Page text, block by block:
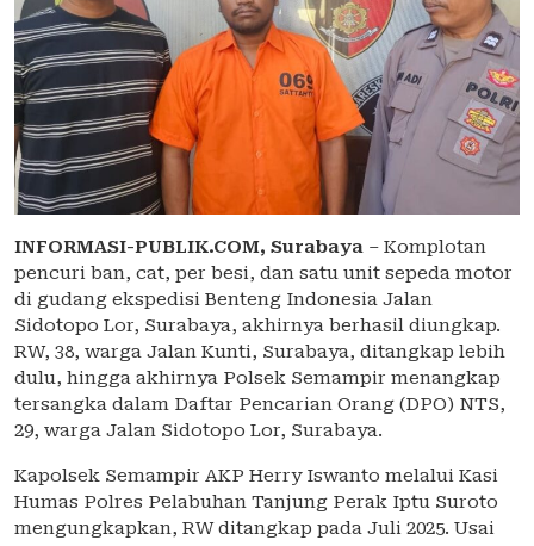
INFORMASI-PUBLIK.COM, Surabaya – Komplotan
pencuri ban, cat, per besi, dan satu unit sepeda motor
di gudang ekspedisi Benteng Indonesia Jalan
Sidotopo Lor, Surabaya, akhirnya berhasil diungkap.
RW, 38, warga Jalan Kunti, Surabaya, ditangkap lebih
dulu, hingga akhirnya Polsek Semampir menangkap
tersangka dalam Daftar Pencarian Orang (DPO) NTS,
29, warga Jalan Sidotopo Lor, Surabaya.
Kapolsek Semampir AKP Herry Iswanto melalui Kasi
Humas Polres Pelabuhan Tanjung Perak Iptu Suroto
mengungkapkan, RW ditangkap pada Juli 2025. Usai